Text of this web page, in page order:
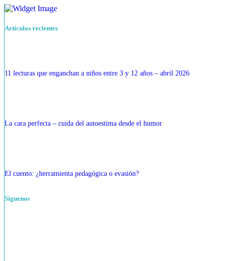
Artículos recientes
11 lecturas que enganchan a niños entre 3 y 12 años – abril 2026
La cara perfecta – cuida del autoestima desde el humor
El cuento: ¿herramienta pedagógica o evasión?
Siguenos